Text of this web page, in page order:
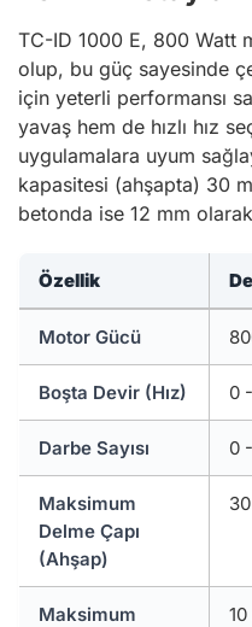
TC-ID 1000 E, 800 Watt
olup, bu güç sayesinde
için yeterli performansı
yavaş hem de hızlı hız
uygulamalara uyum
kapasitesi (ahşapta) 30
betonda ise 12 mm
Özellik
Motor Gücü
Boşta Devir (Hız) 0
Darbe Sayısı 0
Maksimum
Delme Çapı
(Ahşap)
Maksimum